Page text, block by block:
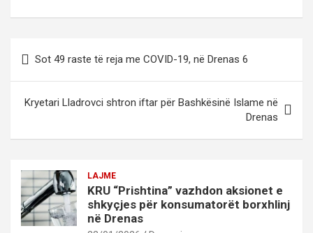
navigation
Sot 49 raste të reja me COVID-19, në Drenas 6
Kryetari Lladrovci shtron iftar për Bashkësinë Islame në
Drenas
LAJME
KRU “Prishtina” vazhdon aksionet e
shkyçjes për konsumatorët borxhlinj
në Drenas